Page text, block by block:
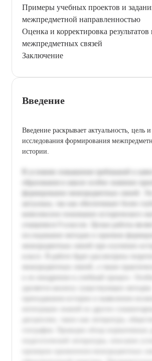
Примеры учебных проектов и
межпредметной направленностью
Оценка и корректировка результатов
межпредметных связей
Заключение
Введение
Введение раскрывает актуальность, цель и
исследования формирования
истории.